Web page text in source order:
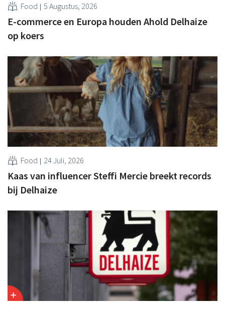
Food 5 Augustus, 2026
E-commerce en Europa houden Ahold Delhaize
op koers
Food 24 Juli, 2026
Kaas van influencer Steffi Mercie breekt records
bij Delhaize